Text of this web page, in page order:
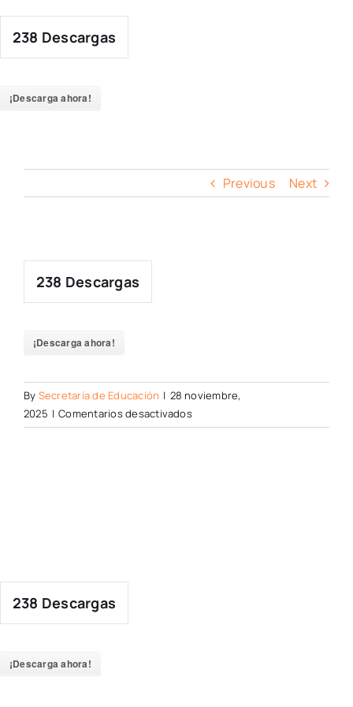
content
238 Descargas
¡Descarga ahora!
Previous Next
238 Descargas
¡Descarga ahora!
By Secretaría de Educación | 28 noviembre,
2025 | Comentarios desactivadosen
238 Descargas
¡Descarga ahora!